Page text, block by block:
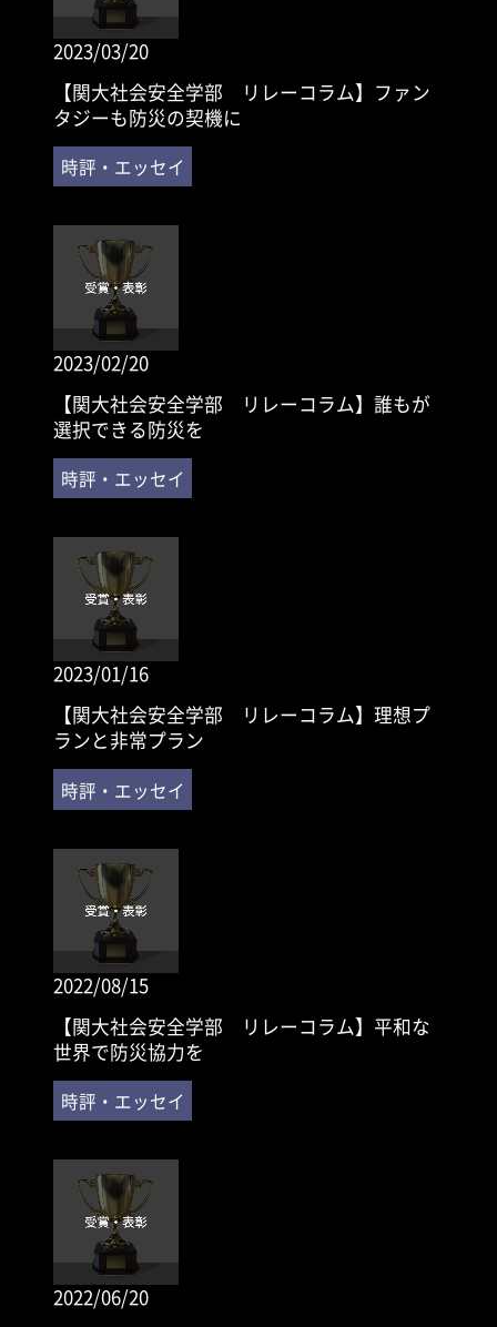
2023/03/20
【関大社会安全学部 リレーコラム】ファン
タジーも防災の契機に
2023/02/20
【関大社会安全学部 リレーコラム】誰もが
選択できる防災を
2023/01/16
【関大社会安全学部 リレーコラム】理想プ
ランと非常プラン
2022/08/15
【関大社会安全学部 リレーコラム】平和な
世界で防災協力を
2022/06/20